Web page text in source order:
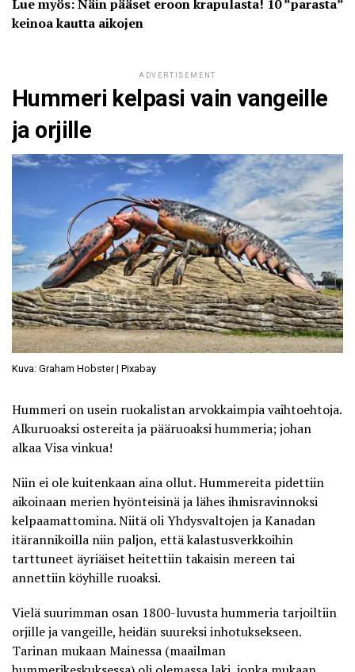
Lue myös: Näin pääset eroon krapulasta! 10 ”parasta”
keinoa kautta aikojen
ADVERTISEMENT
Hummeri kelpasi vain vangeille
ja orjille
Kuva: Graham Hobster | Pixabay
Hummeri on usein ruokalistan arvokkaimpia vaihtoehtoja.
Alkuruoaksi ostereita ja pääruoaksi hummeria; johan
alkaa Visa vinkua!
Niin ei ole kuitenkaan aina ollut. Hummereita pidettiin
aikoinaan merien hyönteisinä ja lähes ihmisravinnoksi
kelpaamattomina. Niitä oli Yhdysvaltojen ja Kanadan
itärannikoilla niin paljon, että kalastusverkkoihin
tarttuneet äyriäiset heitettiin takaisin mereen tai
annettiin köyhille ruoaksi.
Vielä suurimman osan 1800-luvusta hummeria tarjoiltiin
orjille ja vangeille, heidän suureksi inhotuksekseen.
Tarinan mukaan Mainessa (maailman